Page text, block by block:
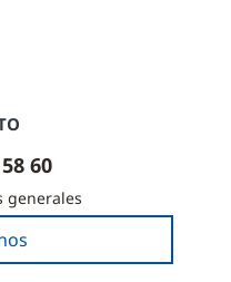
60
generales